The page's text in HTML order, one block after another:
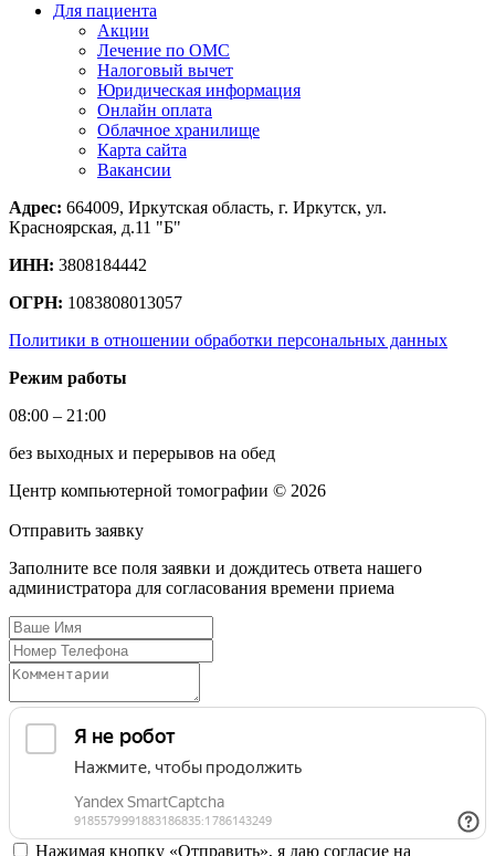
Для пациента
Акции
Лечение по ОМС
Налоговый вычет
Юридическая информация
Онлайн оплата
Облачное хранилище
Карта сайта
Вакансии
Адрес: 664009, Иркутская область, г. Иркутск, ул.
Красноярская, д.11 "Б"
ИНН: 3808184442
ОГРН: 1083808013057
Политики в отношении обработки персональных данных
Режим работы
08:00 – 21:00
без выходных и перерывов на обед
Центр компьютерной томографии © 2026
Отправить заявку
Заполните все поля заявки и дождитесь ответа нашего
администратора для согласования времени приема
Нажимая кнопку «Отправить», я даю согласие на